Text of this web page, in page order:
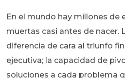
En el mundo hay millones de
muertas casi antes de nacer.
diferencia de cara al triunfo
ejecutiva; la capacidad de
soluciones a cada problema